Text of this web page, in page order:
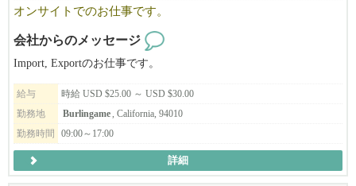
っています。
会社として推進し、常にブラッシュアップしているんです！
なんと、年間最大​14日間のリフレッシュ休暇、2週間程度のバケー
━━━━━━━━━━━━━━━━━━━━
◆◇オシャレに『笑顔』で働ける！
煙がもくもくのラーメン店や、所々汚い居酒屋…等、
オンサイトでのお仕事です。
会社からのメッセージ
Import, Exportのお仕事です。
給与
時給 USD $25.00 ～ USD $30.00
勤務地
Burlingame , California, 94010
勤務時間
09:00～17:00
詳細